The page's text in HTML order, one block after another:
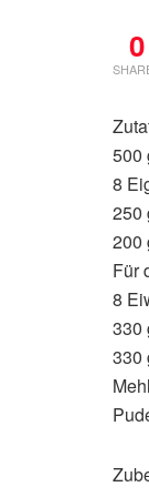
0
500
8
250
200
Für
8
330
330